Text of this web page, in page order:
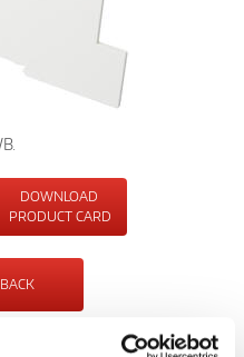
DOWNLOAD
PRODUCT CARD
BACK